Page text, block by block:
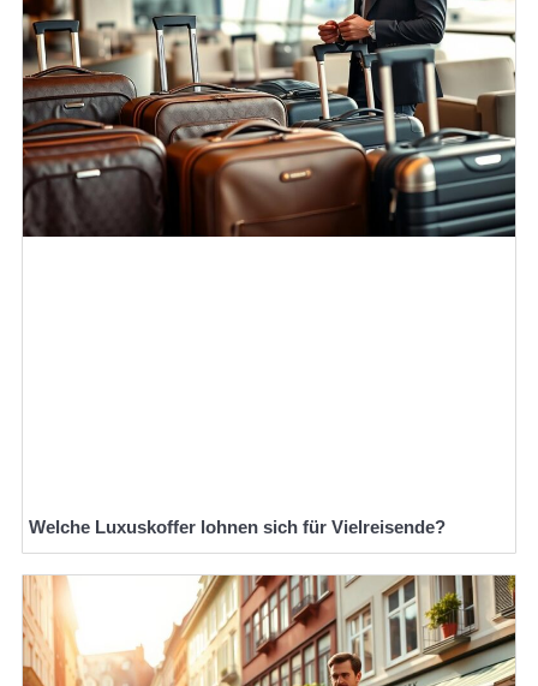
Welche Luxuskoffer lohnen sich für Vielreisende?